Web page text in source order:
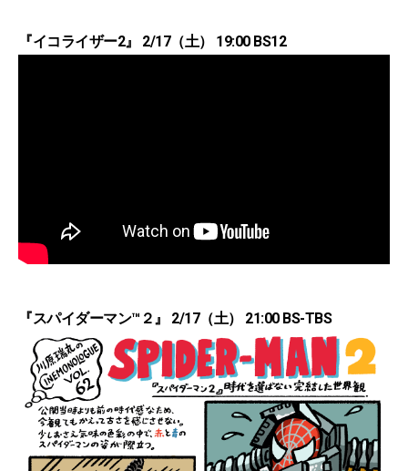
『イコライザー2』 2/17（土） 19:00 BS12
『スパイダーマン™２』 2/17（土） 21:00 BS-TBS